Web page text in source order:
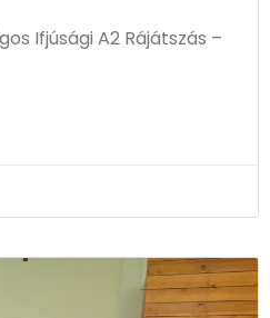
Ifjúsági A2 Rájátszás –